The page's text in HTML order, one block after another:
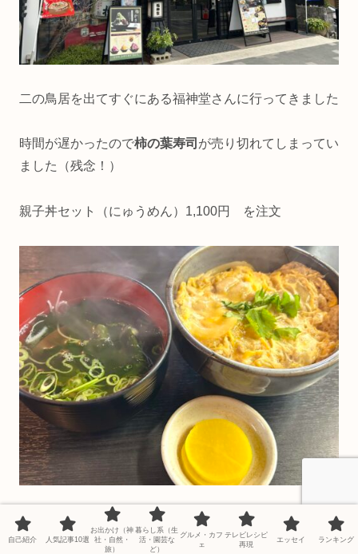
二の鳥居を出てすぐにある福神堂さんに行ってきました
時間が遅かったので柿の葉寿司 が売り切れてしまってい
ました（残念！）
親子丼セット（にゅうめん）1,100円 を注文
おそうめんはもちろん、麺つゆも、親子丼も、たくあん
まで美味しかったです♪
自己紹介 人気記事10選
お出かけ（神
社・自然・
旅）
暮らし系（生
活・園芸な
ど）
グルメ・カフ
ェ
テレビレシピ
再現
エッセイ ランキング